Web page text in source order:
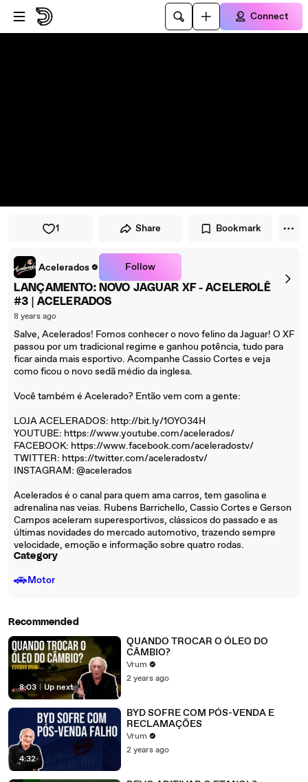
Skip to player
Skip to main content
Connect
1 Share Bookmark
Acelerados Follow
LANÇAMENTO: NOVO JAGUAR XF - ACELEROLÊ
#3 | ACELERADOS
8 years ago
Salve, Acelerados! Fomos conhecer o novo felino da Jaguar! O XF
passou por um tradicional regime e ganhou potência, tudo para
ficar ainda mais esportivo. Acompanhe Cassio Cortes e veja
como ficou o novo sedã médio da inglesa.
Você também é Acelerado? Então vem com a gente:
LOJA ACELERADOS: http://bit.ly/1OYO34H
YOUTUBE: https://www.youtube.com/acelerados/
FACEBOOK: https://www.facebook.com/aceleradostv/
TWITTER: https://twitter.com/aceleradostv/
INSTAGRAM: @acelerados
Acelerados é o canal para quem ama carros, tem gasolina e
adrenalina nas veias. Rubens Barrichello, Cassio Cortes e Gerson
Campos aceleram superesportivos, clássicos do passado e as
últimas novidades do mercado automotivo, trazendo sempre
velocidade, emoção e informação sobre quatro rodas.
Category
🚗Motor
Recommended
8:03 Up next
QUANDO TROCAR O ÓLEO DO
CÂMBIO?
Vrum
2 years ago
4:32
BYD SOFRE COM PÓS-VENDA E
RECLAMAÇÕES
Vrum
2 years ago